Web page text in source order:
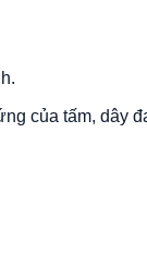
của tấm, dây